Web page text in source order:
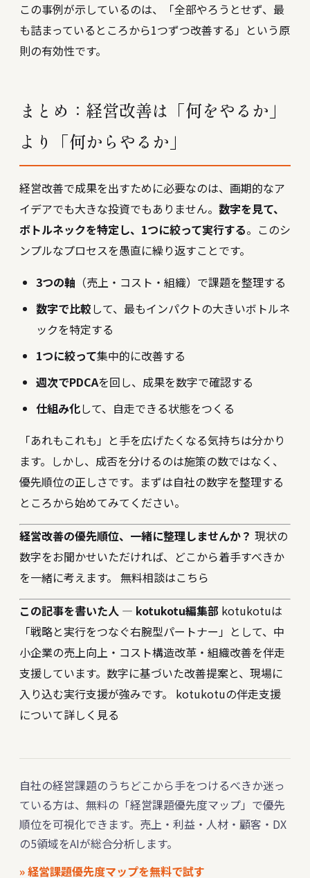
この事例が示しているのは、「全部やろうとせず、最
も詰まっているところから1つずつ改善する」という原
則の有効性です。
まとめ：経営改善は「何をやるか」
より「何からやるか」
経営改善で成果を出すために必要なのは、画期的なア
イデアでも大きな投資でもありません。 数字を見て、
ボトルネックを特定し、1つに絞って実行する。このシ
ンプルなプロセスを愚直に繰り返すことです。
3つの軸 （売上・コスト・組織）で課題を整理する
数字で比較して、最もインパクトの大きいボトルネ
ックを特定する
1つに絞って集中的に改善する
週次でPDCAを回し、成果を数字で確認する
仕組み化して、自走できる状態をつくる
「あれもこれも」と手を広げたくなる気持ちは分かり
ます。しかし、成否を分けるのは施策の数ではなく、
優先順位の正しさです。まずは自社の数字を整理する
ところから始めてみてください。
経営改善の優先順位、一緒に整理しませんか？ 現状の
数字をお聞かせいただければ、どこから着手すべきか
を一緒に考えます。 無料相談はこちら
この記事を書いた人 — kotukotu編集部 kotukotuは
「戦略と実行をつなぐ右腕型パートナー」として、中
小企業の売上向上・コスト構造改革・組織改善を伴走
支援しています。数字に基づいた改善提案と、現場に
入り込む実行支援が強みです。 kotukotuの伴走支援
について詳しく見る
自社の経営課題のうちどこから手をつけるべきか迷っ
ている方は、無料の「経営課題優先度マップ」で優先
順位を可視化できます。売上・利益・人材・顧客・DX
の5領域をAIが総合分析します。
» 経営課題優先度マップを無料で試す